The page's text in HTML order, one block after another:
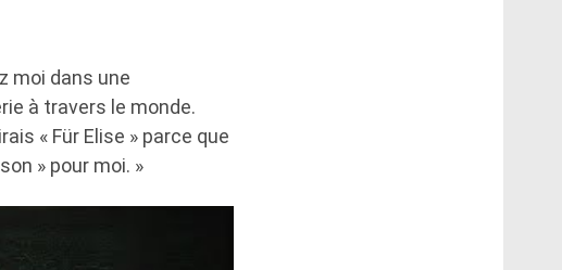
moi dans une
à travers le monde.
« Für Elise » parce que
» pour moi. »